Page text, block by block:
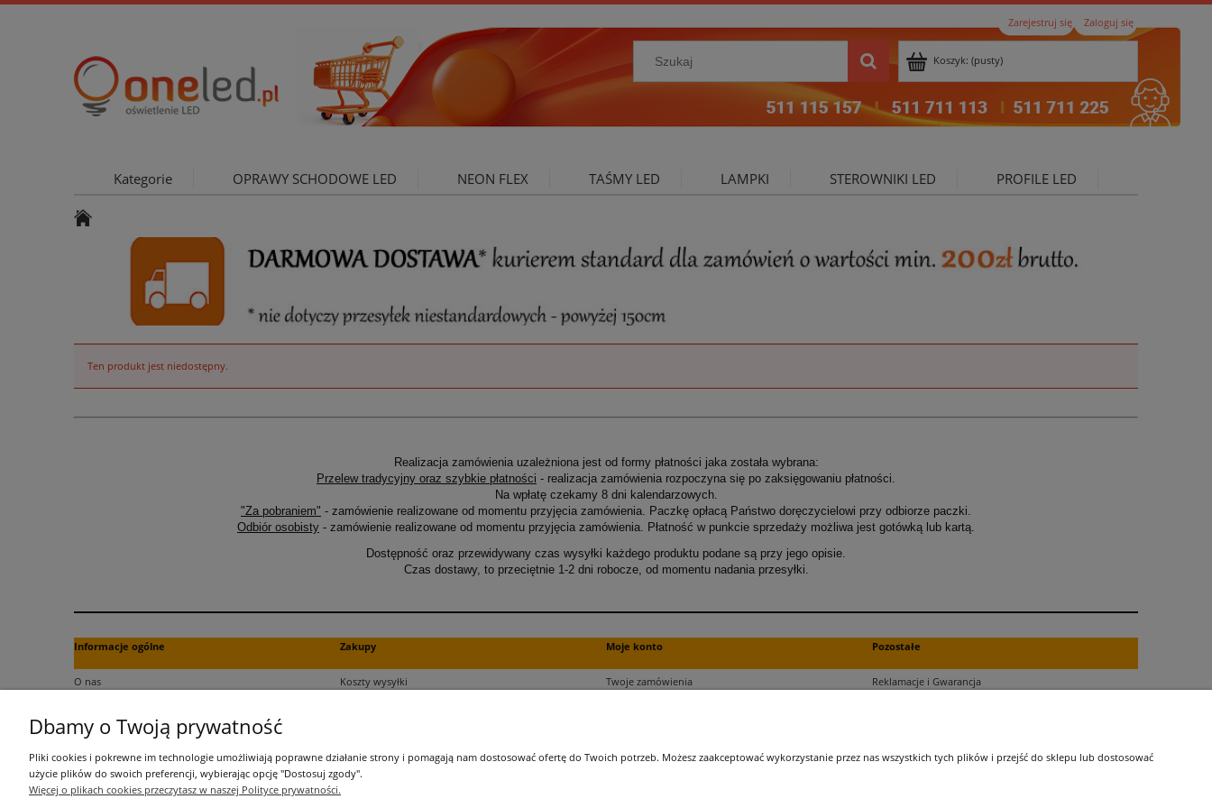
Zarejestruj się Zaloguj się
Koszyk: (pusty)
Kategorie OPRAWY SCHODOWE LED NEON FLEX TAŚMY LED LAMPKI STEROWNIKI LED PROFILE LED
Ten produkt jest niedostępny.
Realizacja zamówienia uzależniona jest od formy płatności jaka została wybrana:
Przelew tradycyjny oraz szybkie płatności - realizacja zamówienia rozpoczyna się po zaksięgowaniu płatności.
Na wpłatę czekamy 8 dni kalendarzowych.
"Za pobraniem" - zamówienie realizowane od momentu przyjęcia zamówienia. Paczkę opłacą Państwo doręczycielowi przy odbiorze paczki.
Odbiór osobisty - zamówienie realizowane od momentu przyjęcia zamówienia. Płatność w punkcie sprzedaży możliwa jest gotówką lub kartą.
Dostępność oraz przewidywany czas wysyłki każdego produktu podane są przy jego opisie.
Czas dostawy, to przeciętnie 1-2 dni robocze, od momentu nadania przesyłki.
Informacje ogólne
O nas
Regulamin
Polityka prywatności
Informacje o przetwarzaniu danych
Zakupy
Koszty wysyłki
Czas realizacji zamówień
Moje konto
Twoje zamówienia
Pozostałe
Reklamacje i Gwarancja
Dbamy o Twoją prywatność
Pliki cookies i pokrewne im technologie umożliwiają poprawne działanie strony i pomagają nam dostosować ofertę do Twoich potrzeb. Możesz zaakceptować wykorzystanie przez nas wszystkich tych plików i przejść do sklepu lub dostosować
użycie plików do swoich preferencji, wybierając opcję "Dostosuj zgody".
Więcej o plikach cookies przeczytasz w naszej Polityce prywatności.